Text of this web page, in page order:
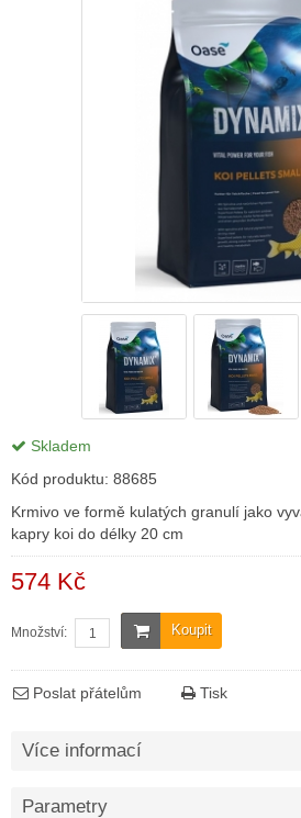
Skladem
Kód produktu: 88685
Krmivo ve formě kulatých granulí jako
kapry koi do délky 20 cm
574 Kč
Koupit
Množství:
Poslat přátelům Tisk
Více informací
Parametry